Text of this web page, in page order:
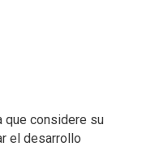
que considere su
el desarrollo